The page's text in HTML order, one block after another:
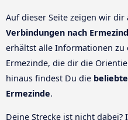
Auf dieser Seite zeigen wir dir
Verbindungen nach
erhältst alle Informationen zu
Ermezinde, die dir die
hinaus findest Du die
Ermezinde.
Deine Strecke ist nicht